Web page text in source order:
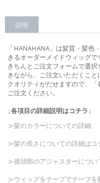
説明
「HANAHANA」は髪質・髪
きるオーダーメイドウィッグで
きちんとご注文フォームで選
きながら、ご注文いただくこ
クオリティがだせますので、「
ご注文ください。
↓各項目の詳細説明はコチラ↓
≫髪のカラーについての詳細
≫髪の長さについての詳細はコ
≫後頭部のアジャスターについ
≫ウィッグをテープでテープを